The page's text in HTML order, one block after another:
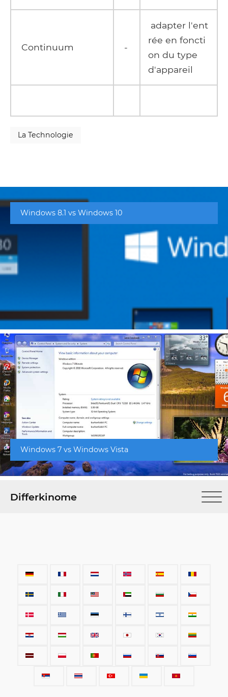
Continuum -
adapter l'ent
rée en foncti
on du type
d'appareil
La Technologie
Windows 8.1 vs Windows 10
Windows 7 vs Windows Vista
Differkinome